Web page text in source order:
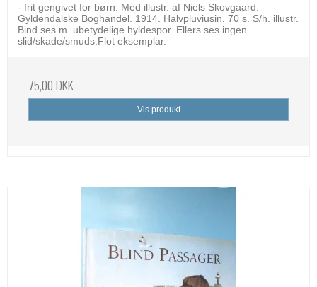
- frit gengivet for børn. Med illustr. af Niels Skovgaard.
Gyldendalske Boghandel. 1914. Halvpluviusin. 70 s. S/h. illustr.
Bind ses m. ubetydelige hyldespor. Ellers ses ingen
slid/skade/smuds.Flot eksemplar.
75,00 DKK
Vis produkt